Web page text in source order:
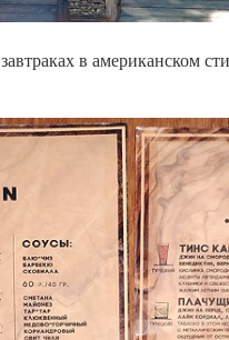
в американском